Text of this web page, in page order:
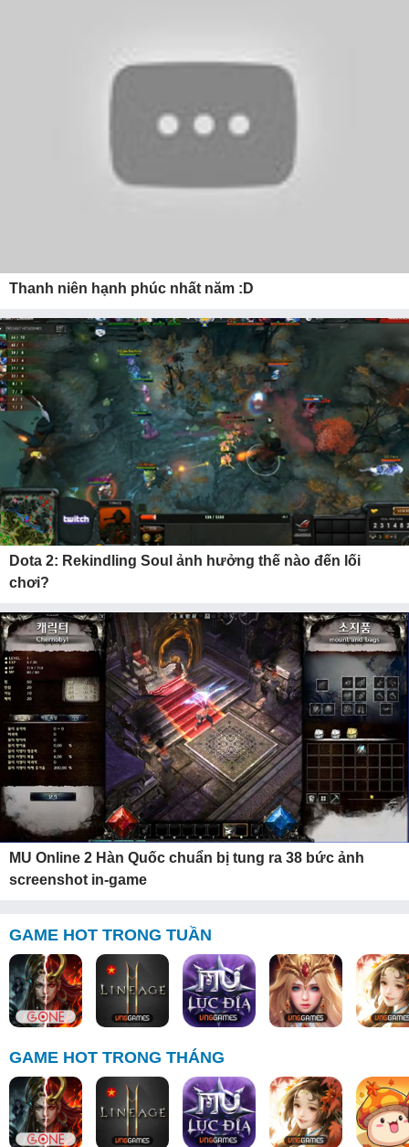
Thanh niên hạnh phúc nhất năm :D
Dota 2: Rekindling Soul ảnh hưởng thế nào đến lối
chơi?
MU Online 2 Hàn Quốc chuẩn bị tung ra 38 bức ảnh
screenshot in-game
GAME HOT TRONG TUẦN
GAME HOT TRONG THÁNG